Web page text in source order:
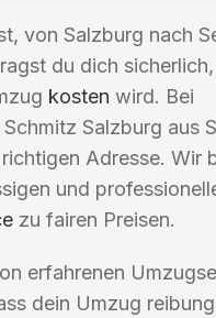
von Salzburg nach
du dich
kosten wird. Bei
Salzburg aus
Adresse. Wir
und
zu fairen Preisen.
erfahrenen
dein Umzug